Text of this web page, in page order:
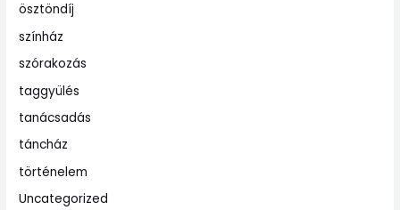
ösztöndíj
színház
szórakozás
taggyülés
tanácsadás
táncház
történelem
Uncategorized